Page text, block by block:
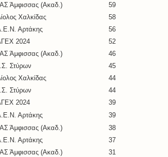
Άμφισσας (Ακαδ.)
59
Χαλκίδας
58
Αρτάκης
56
2024
52
Άμφισσας (Ακαδ.)
46
Στύρων
45
Χαλκίδας
44
Στύρων
44
2024
39
Αρτάκης
39
Άμφισσας (Ακαδ.)
38
Αρτάκης
37
Άμφισσας (Ακαδ.)
31